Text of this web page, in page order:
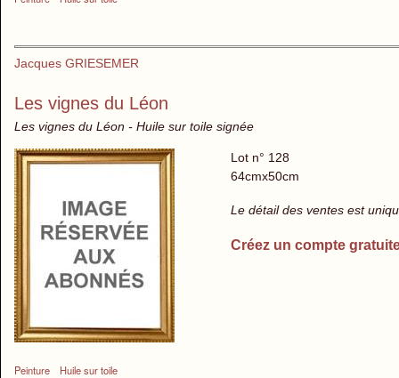
Jacques GRIESEMER
Les vignes du Léon
Les vignes du Léon - Huile sur toile signée
Peinture Huile sur toile
Lot n° 128
64cmx50cm
Le détail des ventes est
Créez un compte